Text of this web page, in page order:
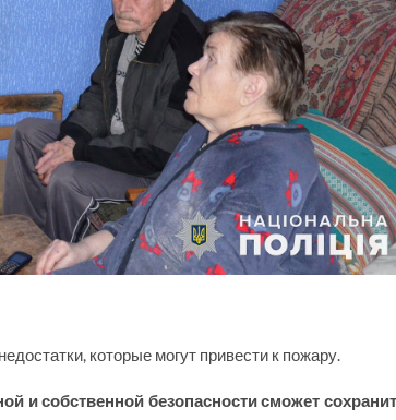
которые могут привести к пожару.
и собственной безопасности сможет